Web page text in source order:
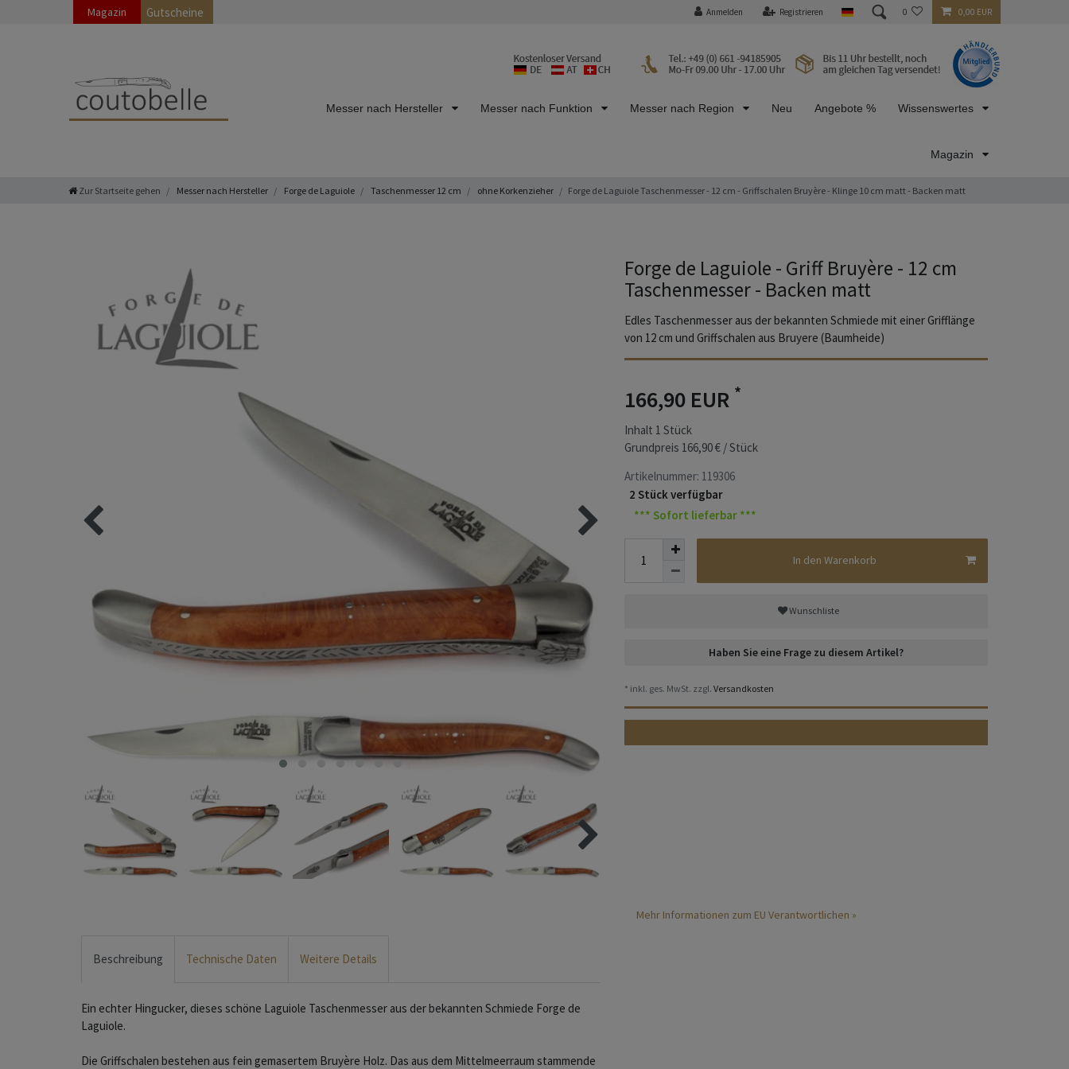
Gutscheine
Magazin Anmelden Registrieren 0 0,00 EUR
Messer nach Hersteller Messer nach Funktion Messer nach Region Neu Angebote % Wissenswertes
Magazin
Zur Startseite gehen Messer nach Hersteller Forge de Laguiole Taschenmesser 12 cm ohne Korkenzieher Forge de Laguiole Taschenmesser - 12 cm - Griffschalen Bruyère - Klinge 10 cm matt - Backen matt
Forge de Laguiole - Griff Bruyère - 12 cm
Taschenmesser - Backen matt
Edles Taschenmesser aus der bekannten Schmiede mit einer Grifflänge
von 12 cm und Griffschalen aus Bruyere (Baumheide)
166,90 EUR *
Inhalt 1 Stück
Grundpreis 166,90 € / Stück
Artikelnummer: 119306
2 Stück verfügbar
*** Sofort lieferbar ***
In den Warenkorb
Wunschliste
Haben Sie eine Frage zu diesem Artikel?
* inkl. ges. MwSt. zzgl. Versandkosten
Beschreibung Technische Daten Weitere Details
Ein echter Hingucker, dieses schöne Laguiole Taschenmesser aus der bekannten Schmiede Forge de
Laguiole.
Die Griffschalen bestehen aus fein gemasertem Bruyère Holz. Das aus dem Mittelmeerraum stammende
Mehr Informationen zum EU Verantwortlichen »